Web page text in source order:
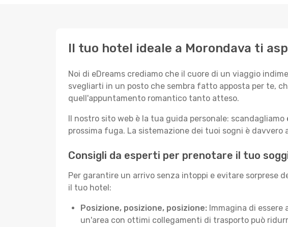
Il tuo hotel ideale a Morondava ti
Noi di eDreams crediamo che il cuore di un viaggio
svegliarti in un posto che sembra fatto apposta per te,
quell'appuntamento romantico tanto atteso.
Il nostro sito web è la tua guida personale: scandagliamo
prossima fuga. La sistemazione dei tuoi sogni è davvero
Consigli da esperti per prenotare il tuo
Per garantire un arrivo senza intoppi e evitare sorprese
il tuo hotel:
Posizione, posizione, posizione: Immagina di essere
un'area con ottimi collegamenti di trasporto può